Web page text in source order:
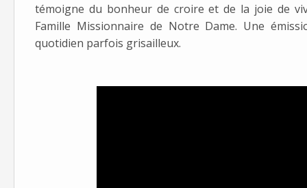
témoigne du bonheur de croire et de la joie de
Famille Missionnaire de Notre Dame. Une
quotidien parfois grisailleux.